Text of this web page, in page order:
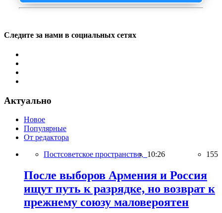
Следите за нами в социальных сетях
Актуально
Новое
Популярные
От редактора
Постсоветское пространство, 10:26 155
После выборов Армения и Россия
ищут путь к разрядке, но возврат к
прежнему союзу маловероятен